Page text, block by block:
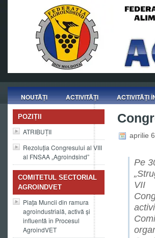
NOUTĂȚI ACTIVITĂȚI ACTIVITĂȚI
POZIȚII
ATRIBUȚII
Rezoluția Congresului al VIII
al FNSAA „Agroindsind”
COMITETUL SECTORIAL
AGROINDVET
Piața Muncii din ramura
agroindustrială, activă și
influentă în Procesul
AgroindVET
aprilie
Pe
VII